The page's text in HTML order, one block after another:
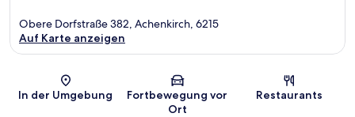
Karte
Obere Dorfstraße 382, Achenkirch, 6215
Auf Karte anzeigen
In der Umgebung
Fortbewegung vor
Ort
Restaurants